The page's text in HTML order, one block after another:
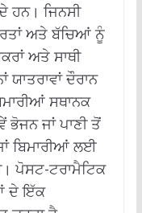
ਹਨ। ਜਿਨਸੀ
ਅਤੇ ਬੱਚਿਆਂ ਨੂੰ
ਅਤੇ ਸਾਥੀ
ਦੌਰਾਨ
ਸਥਾਨਕ
ਭੋਜਨ ਜਾਂ ਪਾਣੀ ਤੋਂ
ਬਿਮਾਰੀਆਂ ਲਈ
ਪੋਸਟ-ਟਰਾਮੈਟਿਕ
ਦੇ ਇੱਕ